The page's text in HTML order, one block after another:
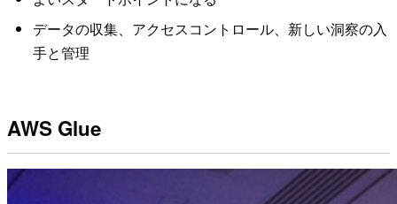
データの収集、アクセスコントロール、新しい洞察の入
手と管理
AWS Glue